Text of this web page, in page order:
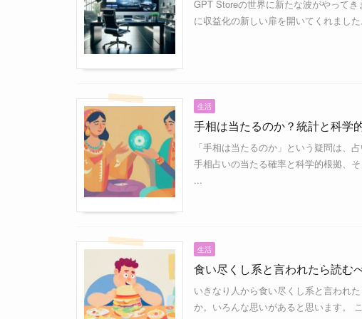
GPT Storeの世界に新たな波がやって
に収益化の新しい扉を開いてくれまし
生活
手相は当たるのか？統計と科学
「手相は当たるのか」という疑問は、
手相占いの当たる確率と科学的根拠、
...
生活
食い尽くし系と言われたら読む
いきなり人から食い尽くし系と言われ
か。いろんな思いがあると思います。